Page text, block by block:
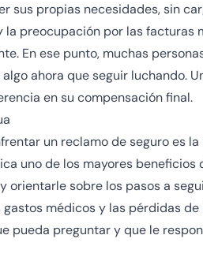
sus propias necesidades, sin
la preocupación por las
En ese punto, muchas
ahora que seguir luchando.
en su compensación final.
un reclamo de seguro es
uno de los mayores
sobre los pasos a
médicos y las pérdidas
pueda preguntar y que le